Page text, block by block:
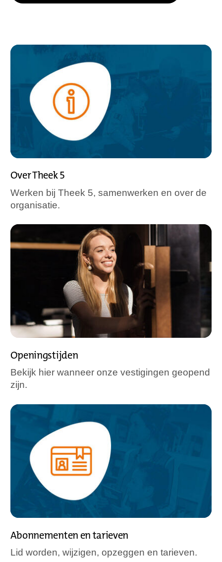
Over Theek 5
Werken bij Theek 5, samenwerken en over de
organisatie.
Openingstijden
Bekijk hier wanneer onze vestigingen geopend
zijn.
Abonnementen en tarieven
Lid worden, wijzigen, opzeggen en tarieven.